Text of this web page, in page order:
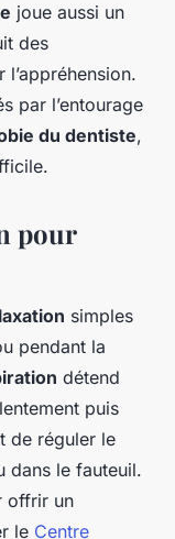
joue aussi un
des
par l’entourage
du dentiste,
pour
simples
pendant la
détend
puis
de réguler le
dans le fauteuil.
offrir un
le Centre